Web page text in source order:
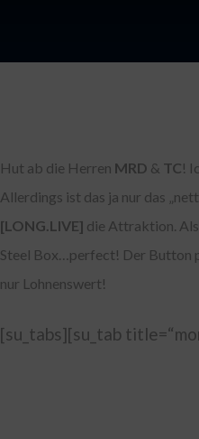
Hut ab die Herren MRD & TC!
Allerdings ist das ja nur das
[LONG.LIVE] die Attraktion. Als
Steel Box…perfect! Der Button
nur Lohnenswert!
[su_tabs][su_tab